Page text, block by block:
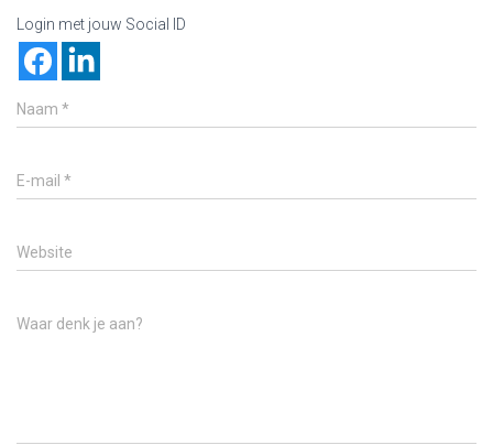
Login met jouw Social ID
Naam *
E-mail *
Website
Waar denk je aan?